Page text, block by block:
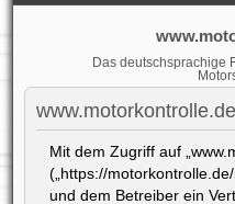
Das deutschsprachige
Mit dem Zugriff auf
(„https://
und dem Betreiber ein